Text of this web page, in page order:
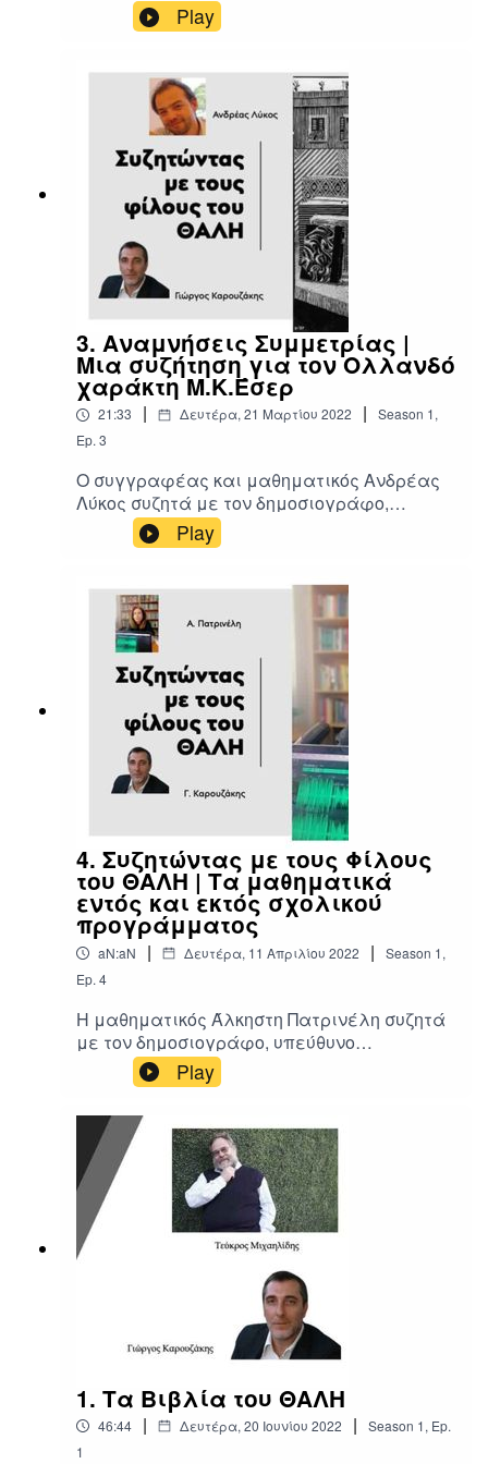
Στατιστικής στο Οικονομικό Πανεπιστήμιο
Αθηνών, στο University College London, και
τον Γιώργο Καρουζάκη, δημοσιογράφο,
υπεύθυνο προγραμμάτων της
ομάδας ΘΑΛΗΣ + ΦΙΛΟΙ.
Play
3. Αναμνήσεις Συμμετρίας |
Μια συζήτηση για τον Ολλανδό
χαράκτη Μ.Κ.Έσερ
21:33 | Δευτέρα, 21 Μαρτίου 2022 | Season 1,
Ep.3
Ο συγγραφέας και μαθηματικός Ανδρέας
Λύκος συζητά με τον δημοσιογράφο,
υπεύθυνο προγραμμάτων της
ομάδας ΘΑΛΗΣ + ΦΙΛΟΙ, Γιώργο
Μάουριτς Κορνέλις Έσερ, με αφορμή τη
συμπλήρωση 50 χρόνων από τον θάνατο του
εικαστικού.
Play
4. Συζητώντας με τους Φίλους
του ΘΑΛΗ | Τα μαθηματικά
εντός και εκτός σχολικού
προγράμματος
aN:aN | Δευτέρα, 11 Απριλίου 2022 | Season 1,
Ep. 4
Η μαθηματικός Άλκηστη Πατρινέλη συζητά
με τον δημοσιογράφο, υπεύθυνο
προγραμμάτων της ομάδας ΘΑΛΗΣ +
ΦΙΛΟΙ, Γιώργο Καρουζάκη, για τους
διαφορετικούς τρόπους διδασκαλίας των
μαθηματικών εντός και εκτός σχολικού
προγράμματος.
Play
1. Τα Βιβλία του ΘΑΛΗ
46:44 | Δευτέρα, 20 Ιουνίου 2022 | Season 1, Ep.
1